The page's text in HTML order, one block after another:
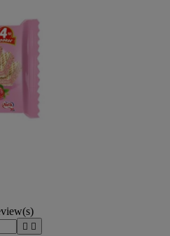
 